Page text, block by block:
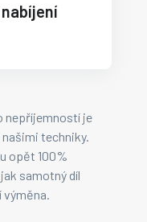
nepříjemností je
techniky.
opět 100%
samotný díl
výměna.